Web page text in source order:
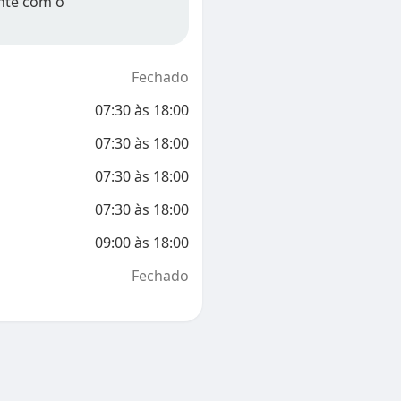
Fechado
07:30às 18:00
07:30às 18:00
07:30às 18:00
07:30às 18:00
09:00às 18:00
Fechado